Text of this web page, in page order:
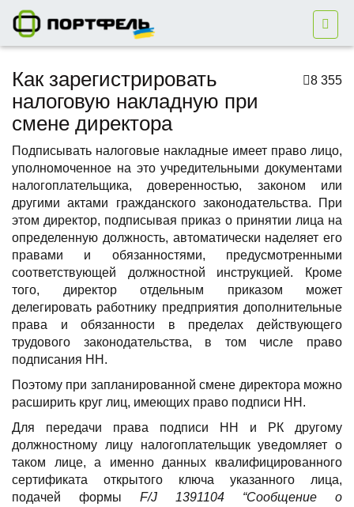
Как зарегистрировать
налоговую накладную при
смене директора
8 355
Подписывать налоговые накладные имеет право лицо,
уполномоченное на это учредительными документами
налогоплательщика, доверенностью, законом или
другими актами гражданского законодательства. При
этом директор, подписывая приказ о принятии лица на
определенную должность, автоматически наделяет его
правами и обязанностями, предусмотренными
соответствующей должностной инструкцией. Кроме
того, директор отдельным приказом может
делегировать работнику предприятия дополнительные
права и обязанности в пределах действующего
трудового законодательства, в том числе право
подписания НН.
Поэтому при запланированной смене директора можно
расширить круг лиц, имеющих право подписи НН.
Для передачи права подписи НН и РК другому
должностному лицу налогоплательщик уведомляет о
таком лице, а именно данных квалифицированного
сертификата открытого ключа указанного лица,
подачей формы F/J 1391104 “Сообщение о